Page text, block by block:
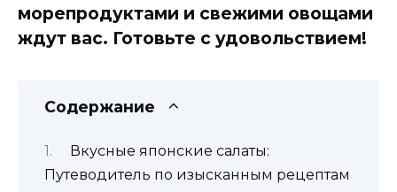
морепродуктами и свежими овощами
ждут вас. Готовьте с удовольствием!
Содержание
Вкусные японские салаты:
Путеводитель по изысканным рецептам